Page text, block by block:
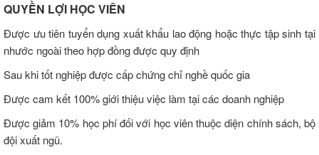
QUYỀN LỢI HỌC VIÊN
Được ưu tiên tuyển dụng xuất khẩu lao động hoặc thực tập sinh tại
nhước ngoài theo hợp đồng được quy định
Sau khi tốt nghiệp được cấp chứng chỉ nghề quốc gia
Được cam kết 100% giới thiệu việc làm tại các doanh nghiệp
Được giảm 10% học phí đối với học viên thuộc diện chính sách, bộ
đội xuất ngũ.